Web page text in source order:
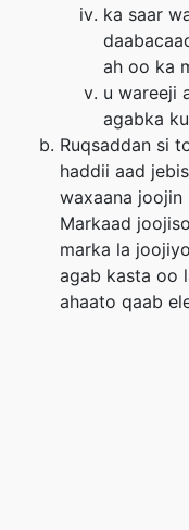
ka saar
ah oo ka
u wareeji
agabka
Ruqsaddan si
haddii aad
waxaana joojin
Markaad
marka la
agab kasta oo
ahaato qaab